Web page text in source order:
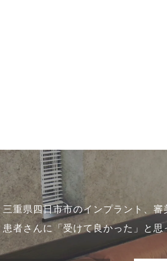
三重県四日市市のインプラント、審
患者さんに「受けて良かった」と思